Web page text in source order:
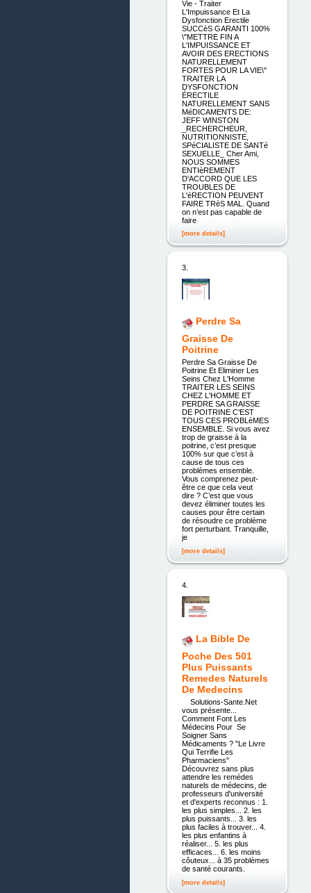
Vie - Traiter
L'Impuissance Et La
Dysfonction Erectile
SUCCèS GARANTI 100%
\"METTRE FIN A
L'IMPUISSANCE ET
AVOIR DES ERECTIONS
NATURELLEMENT
FORTES POUR LA VIE\"
TRAITER LA
DYSFONCTION
ÉRECTILE
NATURELLEMENT SANS
MéDICAMENTS DE:
JEFF WINSTON
_RECHERCHEUR,
NUTRITIONNISTE,
SPéCIALISTE DE SANTé
SEXUELLE_ Cher Ami,
NOUS SOMMES
ENTIèREMENT
D'ACCORD QUE LES
TROUBLES DE
L'éRECTION PEUVENT
FAIRE TRèS MAL. Quand
on n’est pas capable de
faire
[more details]
3.
Perdre Sa
Graisse De
Poitrine
Perdre Sa Graisse De
Poitrine Et Eliminer Les
Seins Chez L'Homme
TRAITER LES SEINS
CHEZ L'HOMME ET
PERDRE SA GRAISSE
DE POITRINE C’EST
TOUS CES PROBLèMES
ENSEMBLE. Si vous avez
trop de graisse à la
poitrine, c’est presque
100% sur que c’est à
cause de tous ces
problèmes ensemble.
Vous comprenez peut-
être ce que cela veut
dire ? C’est que vous
devez éliminer toutes les
causes pour être certain
de résoudre ce problème
fort perturbant. Tranquille,
je
[more details]
4.
La Bible De
Poche Des 501
Plus Puissants
Remedes Naturels
De Medecins
Solutions-Sante.Net
vous présente...
Comment Font Les
Médecins Pour Se
Soigner Sans
Médicaments ? "Le Livre
Qui Terrifie Les
Pharmaciens"
Découvrez sans plus
attendre les remèdes
naturels de médecins, de
professeurs d'université
et d'experts reconnus : 1.
les plus simples... 2. les
plus puissants... 3. les
plus faciles à trouver... 4.
les plus enfantins à
réaliser... 5. les plus
efficaces... 6. les moins
côuteux... à 35 problèmes
de santé courants.
[more details]